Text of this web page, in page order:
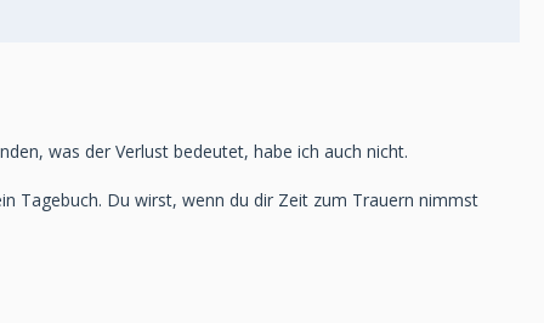
was der Verlust bedeutet, habe ich auch nicht.
Tagebuch. Du wirst, wenn du dir Zeit zum Trauern nimmst